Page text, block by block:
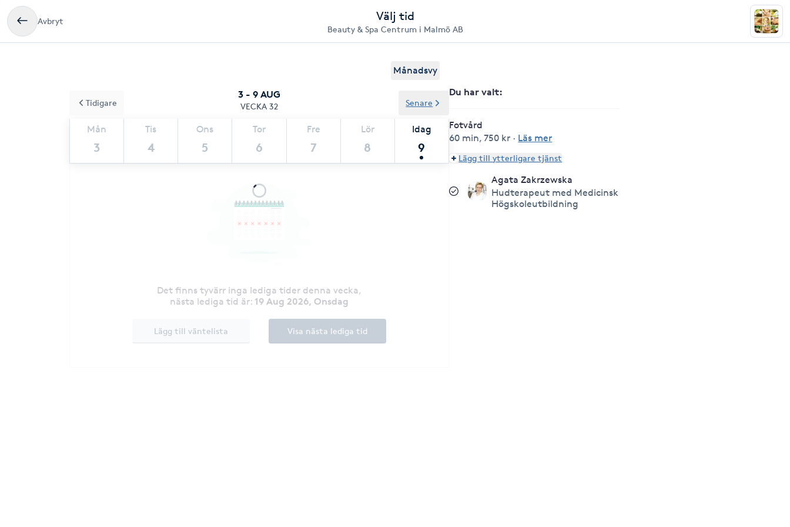
Avbryt Välj tid
Beauty & Spa Centrum i Malmö AB
Månadsvy
3 - 9 AUG
VECKA 32
Mån
3
Tis
4
Ons
5
Tor
6
Fre
7
Lör
8
Idag
9
Tidigare Senare
Det finns tyvärr inga lediga tider denna vecka,
nästa lediga tid är: 19 Aug 2026, Onsdag
Lägg till väntelista Visa nästa lediga tid
Du har valt:
Fotvård
60 min,750 kr · Läs mer
Lägg till ytterligare tjänst
Agata Zakrzewska
Hudterapeut med Medicinsk
Högskoleutbildning